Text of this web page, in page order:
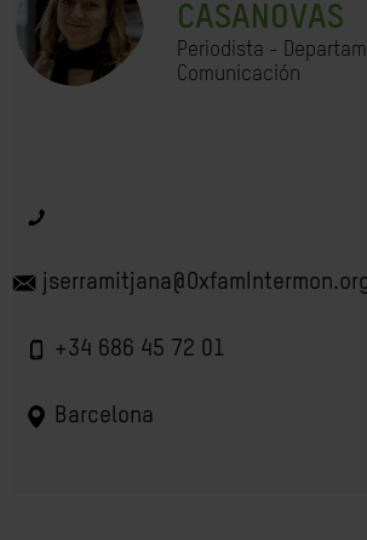
CASANOVAS
Periodista -
Comunicación
+34 686 45 72 01
Barcelona